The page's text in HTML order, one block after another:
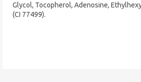
Glycol, Tocopherol, Adenosine,
(CI 77499).